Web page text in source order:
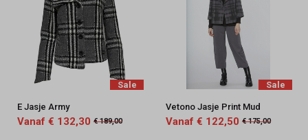
Sale
E Jasje Army
Vanaf € 132,30 € 189,00
Sale
Vetono Jasje Print Mud
Vanaf € 122,50 € 175,00